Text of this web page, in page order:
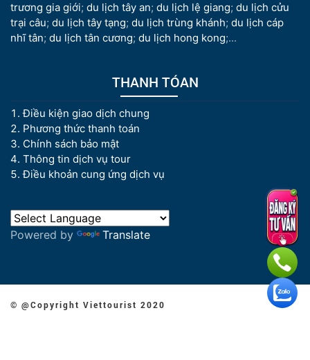
trương gia giới; du lịch tây an; du lịch lệ giang; du lịch cửu
trại câu; du lịch tây tạng; du lịch trùng khánh; du lịch cáp
nhĩ tân; du lịch tân cương; du lịch hong kong;...
THANH TÓAN
Điều kiện giao dịch chung
Phương thức thanh toán
Chính sách bảo mật
Thông tin dịch vụ tour
Điều khoản cung ứng dịch vụ
Powered by Translate
© @Copyright Viettourist 2020